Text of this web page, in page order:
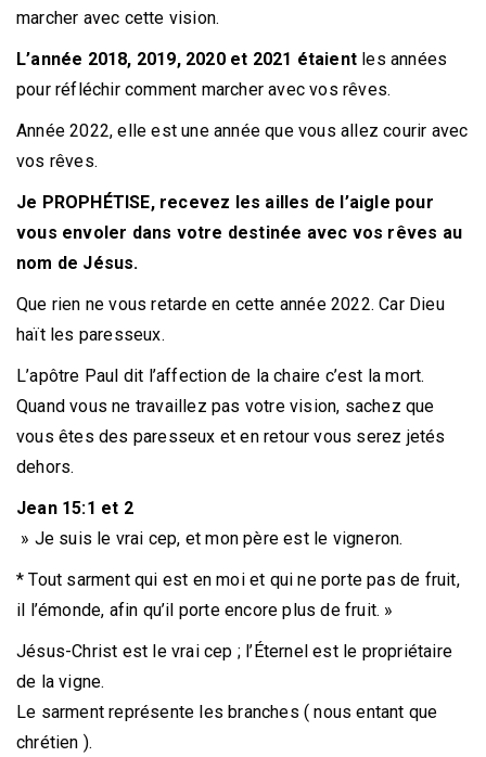
marcher avec cette vision.
L’année 2018, 2019, 2020 et 2021 étaient les années
pour réfléchir comment marcher avec vos rêves.
Année 2022, elle est une année que vous allez courir avec
vos rêves.
Je PROPHÉTISE, recevez les ailles de l’aigle pour
vous envoler dans votre destinée avec vos rêves au
nom de Jésus.
Que rien ne vous retarde en cette année 2022. Car Dieu
haït les paresseux.
L’apôtre Paul dit l’affection de la chaire c’est la mort.
Quand vous ne travaillez pas votre vision, sachez que
vous êtes des paresseux et en retour vous serez jetés
dehors.
Jean 15:1 et 2
» Je suis le vrai cep, et mon père est le vigneron.
* Tout sarment qui est en moi et qui ne porte pas de fruit,
il l’émonde, afin qu’il porte encore plus de fruit. »
Jésus-Christ est le vrai cep ; l’Éternel est le propriétaire
de la vigne.
Le sarment représente les branches ( nous entant que
chrétien ).